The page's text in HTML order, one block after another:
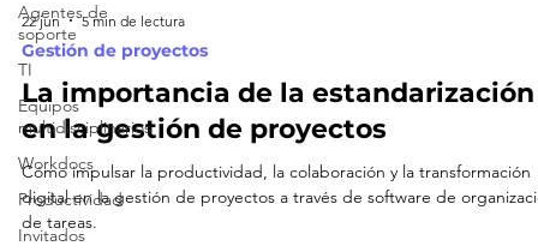
Agentes de
soporte
TI
Equipos
multidisciplinarios
Workdocs
Productividad
Invitados
22 jun 5 min de lectura
Gestión de proyectos
La importancia de la estandarización
en la gestión de proyectos
Cómo impulsar la productividad, la colaboración y la transformación
digital en la gestión de proyectos a través de software de